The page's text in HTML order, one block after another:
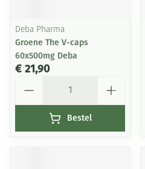
Deba Pharma
Groene The V-caps
60x500mg Deba
€ 21,90
Bestel